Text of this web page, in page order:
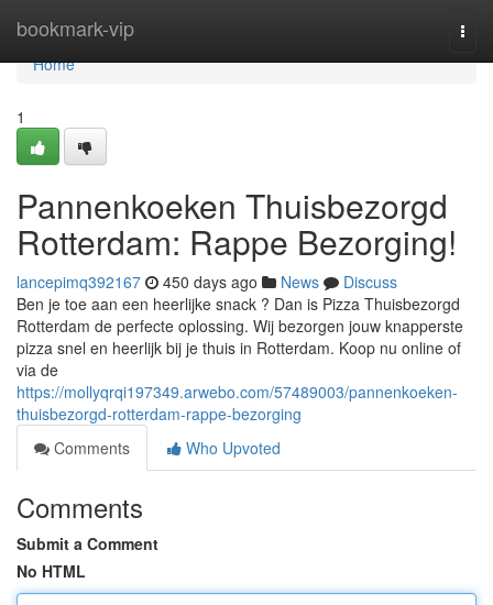
bookmark-vip
Home
Home
1
Pannenkoeken Thuisbezorgd
Rotterdam: Rappe Bezorging!
lancepimq392167 450 days ago News
Discuss
Ben je toe aan een heerlijke snack ? Dan is Pizza Thuisbezorgd
Rotterdam de perfecte oplossing. Wij bezorgen jouw knapperste
pizza snel en heerlijk bij je thuis in Rotterdam. Koop nu online of
via de
https://mollyqrqi197349.arwebo.com/57489003/pannenkoeken-
thuisbezorgd-rotterdam-rappe-bezorging
Comments
Who Upvoted
Comments
Submit a Comment
No HTML